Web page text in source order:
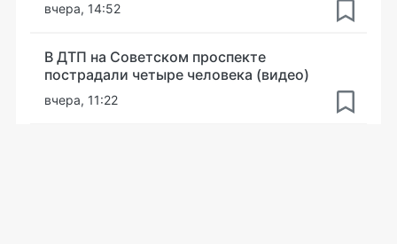
вчера, 14:52
В ДТП на Советском проспекте
пострадали четыре человека (видео)
вчера, 11:22